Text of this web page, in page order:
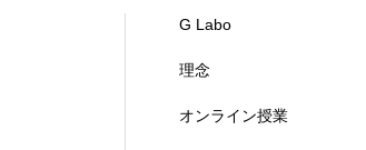
G Labo
理念
オンライン授業